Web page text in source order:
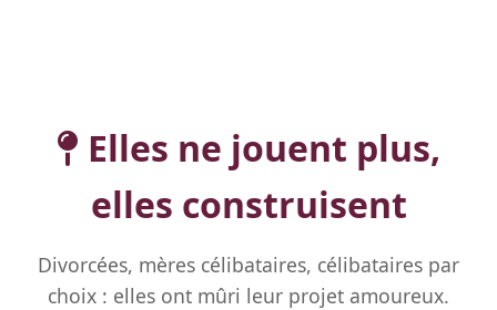
Elles ne jouent plus,
elles construisent
Divorcées, mères célibataires, célibataires par
choix : elles ont mûri leur projet amoureux.